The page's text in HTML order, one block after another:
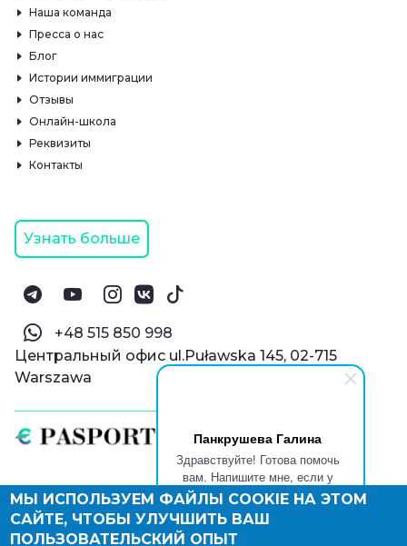
Панкрушева Галина
Здравствуйте! Готова помочь
вам. Напишите мне, если у
вас появятся вопросы.
© Паспорт Онлайн 2019—2026
Политика конфиденциальности
Оферта и конфиденциальность:РФ
Наша команда
Пресса о нас
Блог
Истории иммиграции
Отзывы
Онлайн-школа
Реквизиты
Контакты
Узнать больше
‪+48 515 850 998‬
Центральный офис ul.Puławska 145, 02-715
Warszawa
МЫ ИСПОЛЬЗУЕМ ФАЙЛЫ COOKIE НА ЭТОМ
САЙТЕ, ЧТОБЫ УЛУЧШИТЬ ВАШ
ПОЛЬЗОВАТЕЛЬСКИЙ ОПЫТ